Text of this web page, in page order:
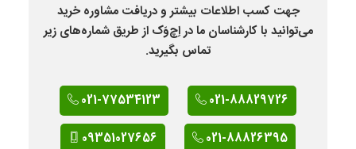
جهت کسب اطلاعات بیشتر و دریافت مشاوره خرید
می‌توانید با کارشناسان ما در اِچ‌وَک از طریق شماره‌های زیر
تماس بگیرید.
021-88829726
021-77534123
021-88826395
09351027656